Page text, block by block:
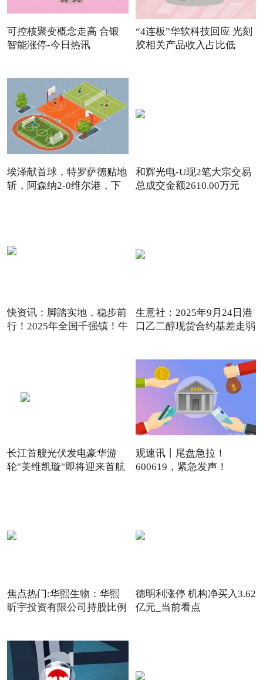
可控核聚变概念走高 合锻
智能涨停-今日热讯
“4连板”华软科技回应 光刻
胶相关产品收入占比低
埃泽献首球，特罗萨德贴地
斩，阿森纳2-0维尔港，下
和辉光电-U现2笔大宗交易
总成交金额2610.00万元
快资讯：脚踏实地，稳步前
行！2025年全国千强镇！牛
生意社：2025年9月24日港
口乙二醇现货合约基差走弱
长江首艘光伏发电豪华游
轮"美维凯璇"即将迎来首航
观速讯丨尾盘急拉！
600619，紧急发声！
焦点热门:华熙生物：华熙
昕宇投资有限公司持股比例
德明利涨停 机构净买入3.62
亿元_当前看点